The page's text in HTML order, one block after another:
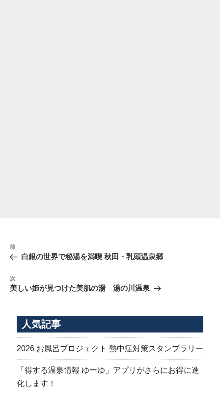
投
稿
ビ
ゲ
ン
前
の
稿
前
白銀の世界で秘湯を満喫 秋田・乳頭温泉郷
次
の
次
美しい姫が見つけた美肌の湯 湯の川温泉
人気記事
2026 お風呂プロジェクト 熱中症対策スタンプラリー
「得する温泉情報 ゆーゆ」アプリがさらにお得に進
化します！